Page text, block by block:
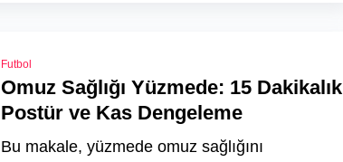
Futbol
Omuz Sağlığı Yüzmede: 15 Dakikalık
Postür ve Kas Dengeleme
Bu makale, yüzmede omuz sağlığını